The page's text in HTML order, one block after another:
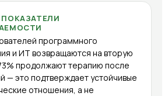
программного
и ИТ возвращаются на вторую
продолжают терапию после
— это подтверждает устойчивые
отношения, а не